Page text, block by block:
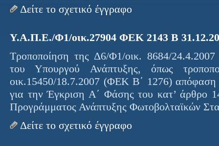
Δείτε το σχετικό έγγραφο
Υ.Α.Π.Ε./Φ1/οικ.27904 ΦΕΚ 2143 Β
Τροποποίηση της Δ6/Φ1/οικ. 8684/24.4.2007
του Υπουργού Ανάπτυξης, όπως
οικ.15450/18.7.2007 (ΦΕΚ Β΄ 1276) απόφαση
για την Έγκριση Α΄ Φάσης του κατ’ άρθρο
Προγράμματος Ανάπτυξης Φωτοβολταϊκών
Δείτε το σχετικό έγγραφο